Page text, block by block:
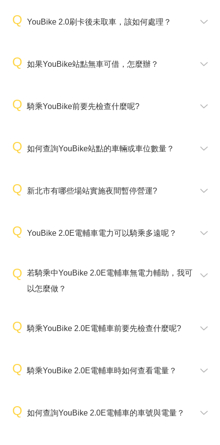
YouBike 2.0刷卡後未取車，該如何處理？
如果YouBike站點無車可借，怎麼辦？
騎乘YouBike前要先檢查什麼呢?
如何查詢YouBike站點的車輛或車位數量？
新北市有哪些場站實施夜間暫停營運?
YouBike 2.0E電輔車電力可以騎乘多遠呢？
若騎乘中YouBike 2.0E電輔車無電力輔助，我可
以怎麼做？
騎乘YouBike 2.0E電輔車前要先檢查什麼呢?
騎乘YouBike 2.0E電輔車時如何查看電量？
如何查詢YouBike 2.0E電輔車的車號與電量？